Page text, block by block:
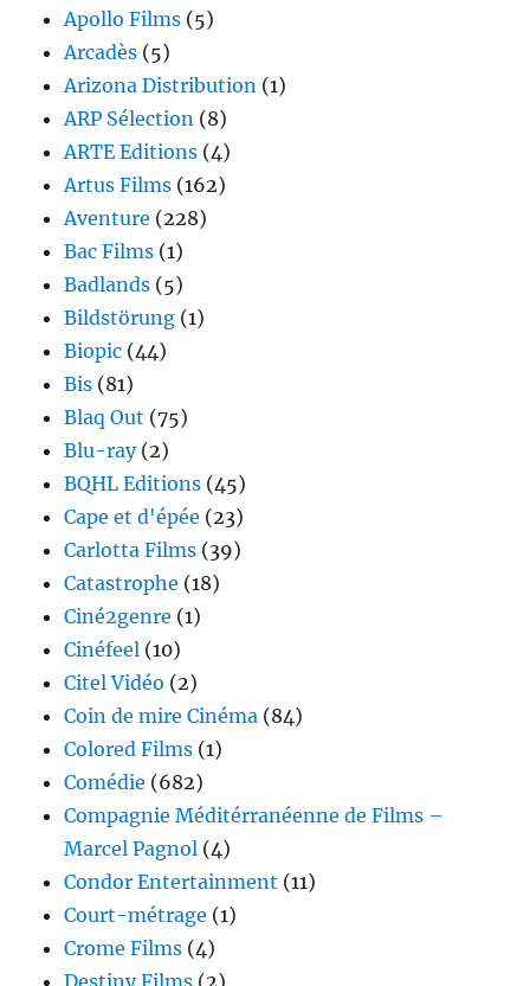
Apollo Films (5)
Arcadès (5)
Arizona Distribution (1)
ARP Sélection (8)
ARTE Editions (4)
Artus Films (162)
Aventure (228)
Bac Films (1)
Badlands (5)
Bildstörung (1)
Biopic (44)
Bis (81)
Blaq Out (75)
Blu-ray(2)
BQHL Editions (45)
Cape et d'épée (23)
Carlotta Films (39)
Catastrophe (18)
Ciné2genre (1)
Cinéfeel (10)
Citel Vidéo (2)
Coin de mire Cinéma (84)
Colored Films (1)
Comédie (682)
Compagnie Méditérranéenne de Films –
Marcel Pagnol (4)
Condor Entertainment (11)
Court-métrage (1)
Crome Films (4)